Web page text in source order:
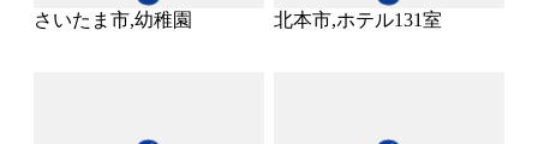
さいたま市,幼稚園 北本市,ホテル131室